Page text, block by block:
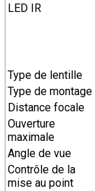
LED IR
Type de lentille
Type de montage
Distance focale
Ouverture
maximale
Angle de vue
Contrôle de la
mise au point